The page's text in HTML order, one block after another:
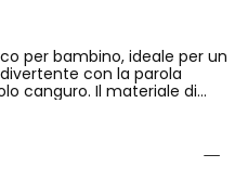
per bambino, ideale per un
con la parola
canguro. Il materiale di
Appropriata per età
disponibili da 12 mesi fino
un tocco di stile.
o jeans per una